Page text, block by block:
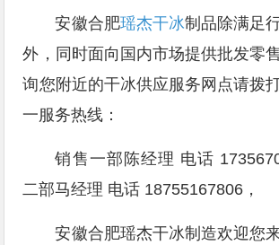
安徽合肥瑶杰干冰制品除满足
外，同时面向国内市场提供批发零
询您附近的干冰供应服务网点请拨
一服务热线：
销售一部陈经理 电话
二部马经理 电话 18755167806，
安徽合肥瑶杰干冰制造欢迎您